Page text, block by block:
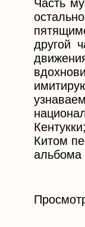
Часть
другой
Китом
альбома